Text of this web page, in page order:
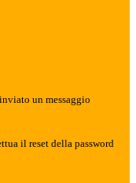
un messaggio
il reset della password